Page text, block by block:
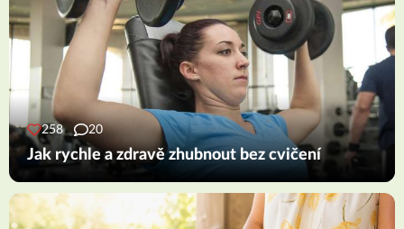
258 20
Jak rychle a zdravě zhubnout bez cvičení